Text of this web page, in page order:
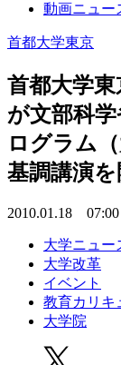
動画ニュー
首都大学東京
首都大学
が文部科
ログラム
基調講演
2010.01.18 07:00
大学ニュー
大学改革
イベント
教育カリキ
大学院